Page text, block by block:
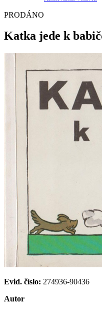
PRODÁNO
Katka jede k
Evid. číslo: 274936-90436
Autor